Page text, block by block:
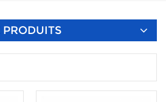
PRODUITS